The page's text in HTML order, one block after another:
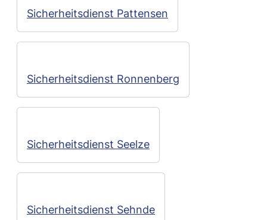
Sicherheitsdienst Pattensen
Sicherheitsdienst Ronnenberg
Sicherheitsdienst Seelze
Sicherheitsdienst Sehnde